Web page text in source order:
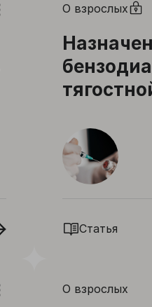
О взрослых
Статья
О взрослых